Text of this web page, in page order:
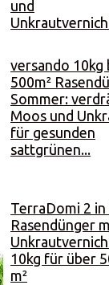
und
versando 10kg
500m²
Sommer:
Moos und
für gesunden
sattgrünen...
TerraDomi 2 in
Rasendünger
10kg für über
m²